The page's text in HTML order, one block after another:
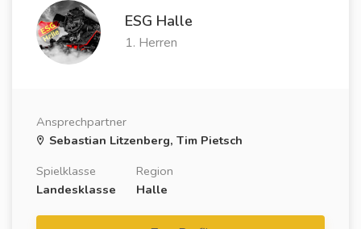
ESG Halle
1. Herren
Ansprechpartner
Sebastian Litzenberg, Tim Pietsch
Spielklasse
Landesklasse
Region
Halle